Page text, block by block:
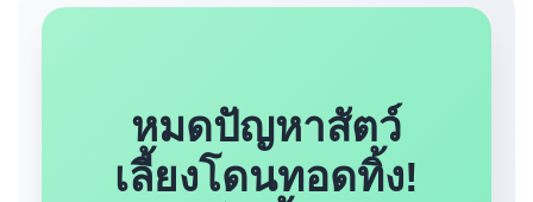
หมดปัญหาสัตว์
เลี้ยงโดนทอดทิ้ง!